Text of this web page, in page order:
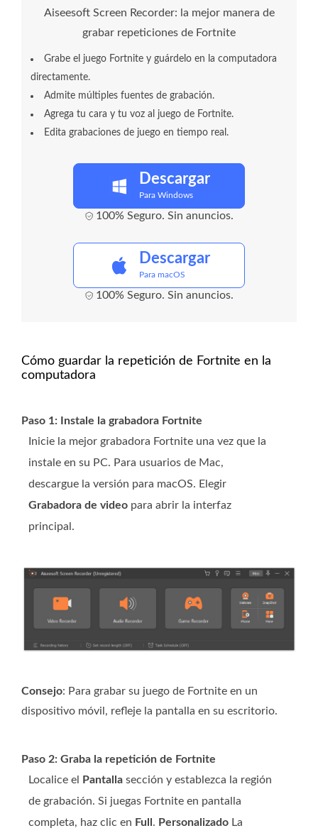
Aiseesoft Screen Recorder: la mejor manera de
grabar repeticiones de Fortnite
Grabe el juego Fortnite y guárdelo en la computadora
directamente.
Admite múltiples fuentes de grabación.
Agrega tu cara y tu voz al juego de Fortnite.
Edita grabaciones de juego en tiempo real.
Descargar
Para Windows
100% Seguro. Sin anuncios.
Descargar
Para macOS
100% Seguro. Sin anuncios.
Cómo guardar la repetición de Fortnite en la
computadora
Paso 1: Instale la grabadora Fortnite
Inicie la mejor grabadora Fortnite una vez que la
instale en su PC. Para usuarios de Mac,
descargue la versión para macOS. Elegir
Grabadora de video para abrir la interfaz
principal.
Consejo: Para grabar su juego de Fortnite en un
dispositivo móvil, refleje la pantalla en su escritorio.
Paso 2: Graba la repetición de Fortnite
Localice el
Pantalla sección y establezca la región
de grabación. Si juegas Fortnite en pantalla
completa, haz clic en Full . Personalizado La